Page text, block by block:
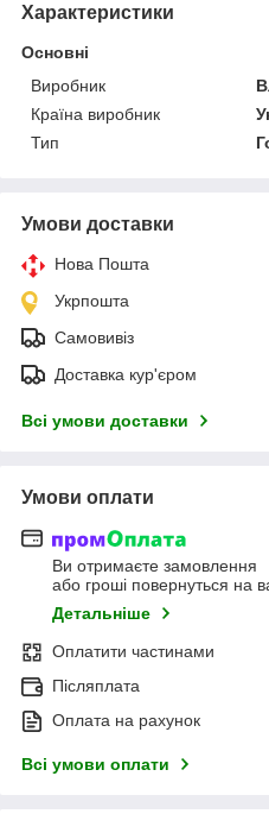
Характеристики
Основні
Виробник
Країна виробник
Тип
Умови доставки
Нова Пошта
Укрпошта
Самовивіз
Доставка кур'єром
Всі умови доставки
Умови оплати
Ви отримаєте замовлення
або гроші повернуться на
Детальніше
Оплатити частинами
Післяплата
Оплата на рахунок
Всі умови оплати